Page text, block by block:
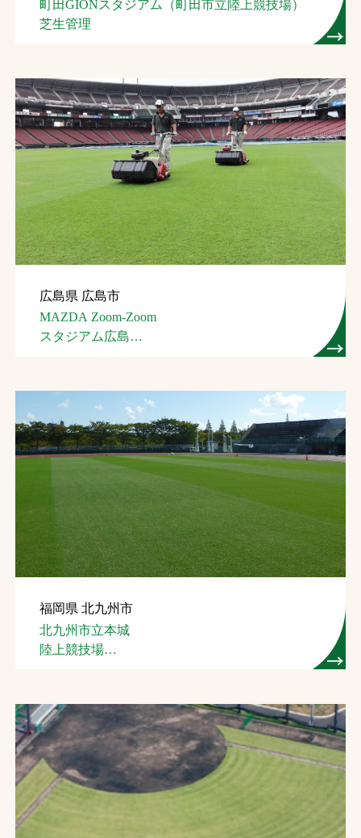
町田GIONスタジアム（町田市立陸上競技場）
芝生管理
広島県 広島市
MAZDA Zoom-Zoom
スタジアム広島
福岡県 北九州市
北九州市立本城
陸上競技場